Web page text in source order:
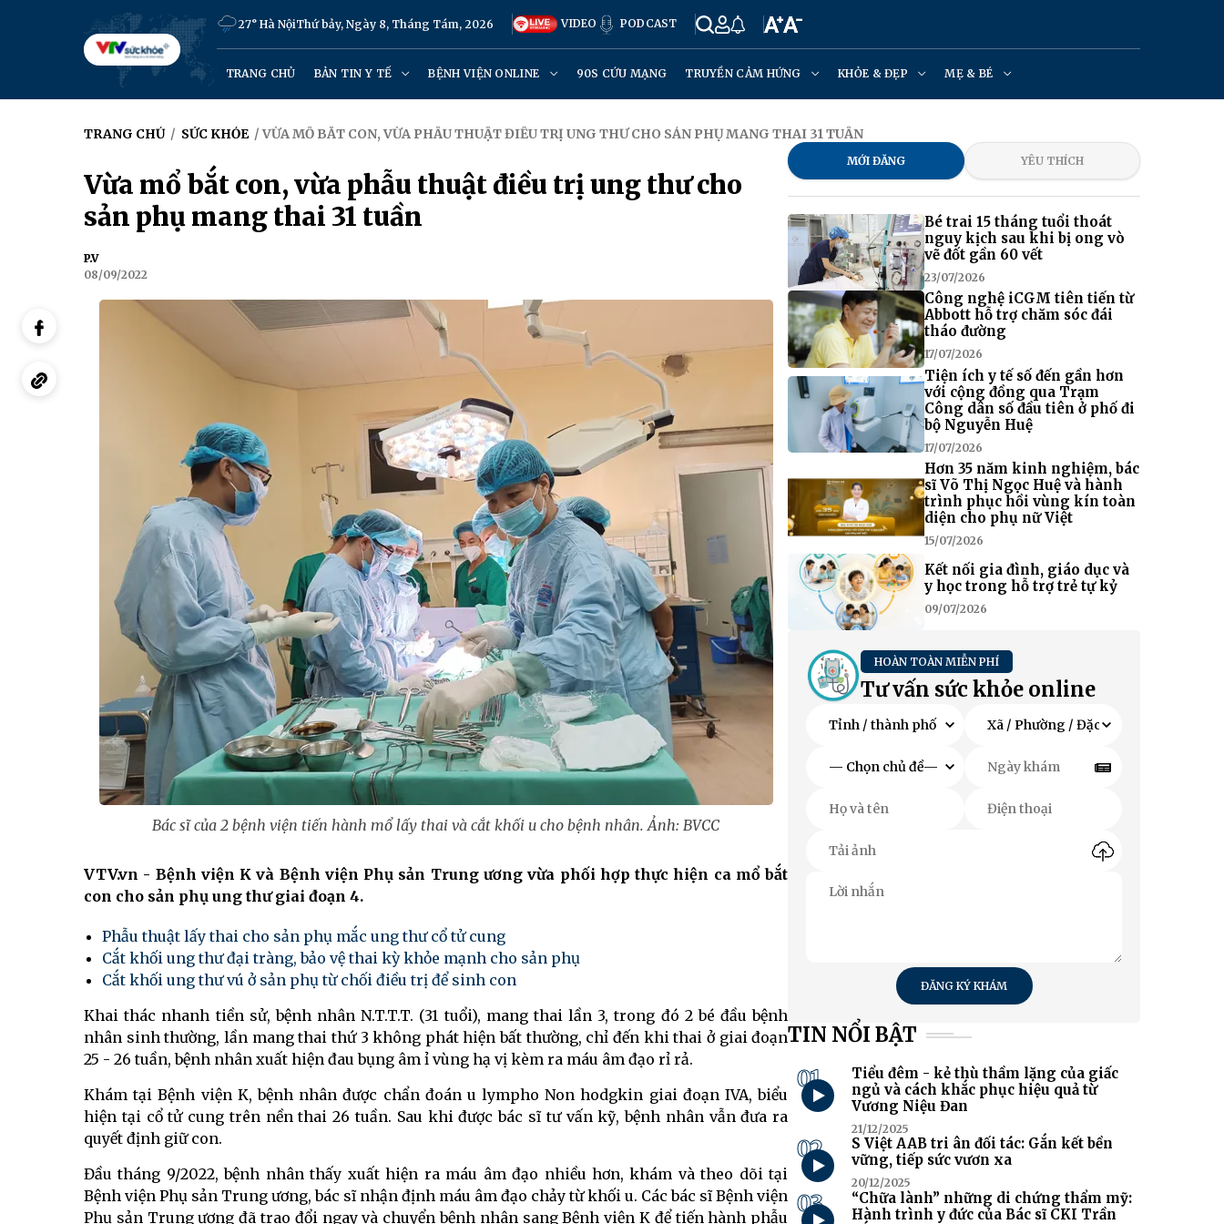
27° Hà NộiThứ bảy, Ngày 8, Tháng Tám, 2026 VIDEO PODCAST
TRANG CHỦ BẢN TIN Y TẾ BỆNH VIỆN ONLINE 90S CỨU MẠNG TRUYỀN CẢM HỨNG KHỎE & ĐẸP MẸ & BÉ
TRANG CHỦ / SỨC KHỎE / VỪA MỔ BẮT CON, VỪA PHẪU THUẬT ĐIỀU TRỊ UNG THƯ CHO SẢN PHỤ MANG THAI 31 TUẦN
Vừa mổ bắt con, vừa phẫu thuật điều trị ung thư cho
sản phụ mang thai 31 tuần
P.V
08/09/2022
Bác sĩ của 2 bệnh viện tiến hành mổ lấy thai và cắt khối u cho bệnh nhân. Ảnh: BVCC
VTV.vn - Bệnh viện K và Bệnh viện Phụ sản Trung ương vừa phối hợp thực hiện ca mổ bắt
con cho sản phụ ung thư giai đoạn 4.
Phẫu thuật lấy thai cho sản phụ mắc ung thư cổ tử cung
Cắt khối ung thư đại tràng, bảo vệ thai kỳ khỏe mạnh cho sản phụ
Cắt khối ung thư vú ở sản phụ từ chối điều trị để sinh con
Khai thác nhanh tiền sử, bệnh nhân N.T.T.T. (31 tuổi), mang thai lần 3, trong đó 2 bé đầu bệnh
nhân sinh thường, lần mang thai thứ 3 không phát hiện bất thường, chỉ đến khi thai ở giai đoạn
25 - 26 tuần, bệnh nhân xuất hiện đau bụng âm ỉ vùng hạ vị kèm ra máu âm đạo rỉ rả.
Khám tại Bệnh viện K, bệnh nhân được chẩn đoán u lympho Non hodgkin giai đoạn IVA, biểu
hiện tại cổ tử cung trên nền thai 26 tuần. Sau khi được bác sĩ tư vấn kỹ, bệnh nhân vẫn đưa ra
quyết định giữ con.
Đầu tháng 9/2022, bệnh nhân thấy xuất hiện ra máu âm đạo nhiều hơn, khám và theo dõi tại
Bệnh viện Phụ sản Trung ương, bác sĩ nhận định máu âm đạo chảy từ khối u. Các bác sĩ Bệnh viện
Phụ sản Trung ương đã trao đổi ngay và chuyển bệnh nhân sang Bệnh viện K để tiến hành phẫu
MỚI ĐĂNG YÊU THÍCH
Bé trai 15 tháng tuổi thoát
nguy kịch sau khi bị ong vò
vẽ đốt gần 60 vết
23/07/2026
Công nghệ iCGM tiên tiến từ
Abbott hỗ trợ chăm sóc đái
tháo đường
17/07/2026
Tiện ích y tế số đến gần hơn
với cộng đồng qua Trạm
Công dân số đầu tiên ở phố đi
bộ Nguyễn Huệ
17/07/2026
Hơn 35 năm kinh nghiệm, bác
sĩ Võ Thị Ngọc Huệ và hành
trình phục hồi vùng kín toàn
diện cho phụ nữ Việt
15/07/2026
Kết nối gia đình, giáo dục và
y học trong hỗ trợ trẻ tự kỷ
09/07/2026
HOÀN TOÀN MIỄN PHÍ
Tư vấn sức khỏe online
ĐĂNG KÝ KHÁM
TIN NỔI BẬT
01
Tiểu đêm - kẻ thù thầm lặng của giấc
ngủ và cách khắc phục hiệu quả từ
Vương Niệu Đan
21/12/2025
02
S Việt AAB tri ân đối tác: Gắn kết bền
vững, tiếp sức vươn xa
20/12/2025
03
“Chữa lành” những di chứng thẩm mỹ:
Hành trình y đức của Bác sĩ CKI Trần